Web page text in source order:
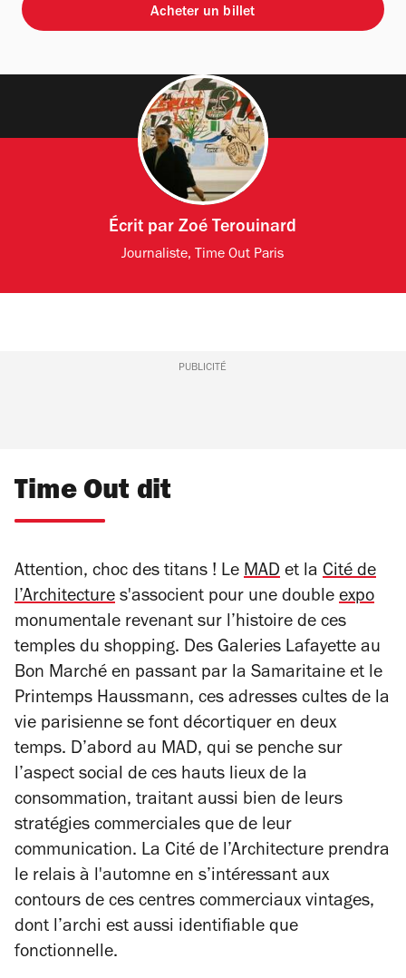
Acheter un billet
Écrit parZoé Terouinard
Journaliste, Time Out Paris
PUBLICITÉ
Time Out dit
Attention, choc des titans ! Le MAD et la Cité de
l’Architecture s'associent pour une double expo
monumentale revenant sur l’histoire de ces
temples du shopping. Des Galeries Lafayette au
Bon Marché en passant par la Samaritaine et le
Printemps Haussmann, ces adresses cultes de la
vie parisienne se font décortiquer en deux
temps. D’abord au MAD, qui se penche sur
l’aspect social de ces hauts lieux de la
consommation, traitant aussi bien de leurs
stratégies commerciales que de leur
communication. La Cité de l’Architecture prendra
le relais à l'automne en s’intéressant aux
contours de ces centres commerciaux vintages,
dont l’archi est aussi identifiable que
fonctionnelle.